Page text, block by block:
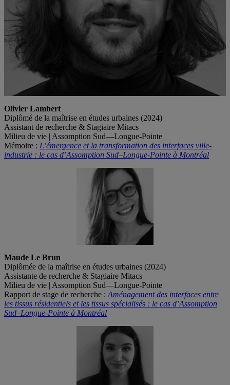
Olivier Lambert
Diplômé de la maîtrise en études urbaines (2024)
Assistant de recherche & Stagiaire Mitacs
Milieu de vie | Assomption Sud—Longue-Pointe
Mémoire : L’émergence et la transformation des interfaces ville-
industrie : le cas d’Assomption Sud–Longue‐Pointe à Montréal
Maude Le Brun
Diplômée de la maîtrise en études urbaines (2024)
Assistante de recherche & Stagiaire Mitacs
Milieu de vie | Assomption Sud—Longue-Pointe
Rapport de stage de recherche :Aménagement des interfaces entre
les tissus résidentiels et les tissus spécialisés : le cas d’Assomption
Sud–Longue‐Pointe à Montréal